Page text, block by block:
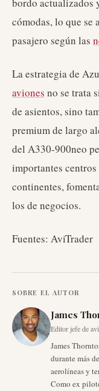
cómodas, lo que se
pasajero según las
La estrategia de
aviones no se trata
de asientos, sino
premium de largo
del A330-900neo
importantes
continentes,
los de negocios.
Fuentes: AviTrader
SOBRE EL AUTOR
James
Editor jefe de
James
durante más
aerolíneas y
Como ex